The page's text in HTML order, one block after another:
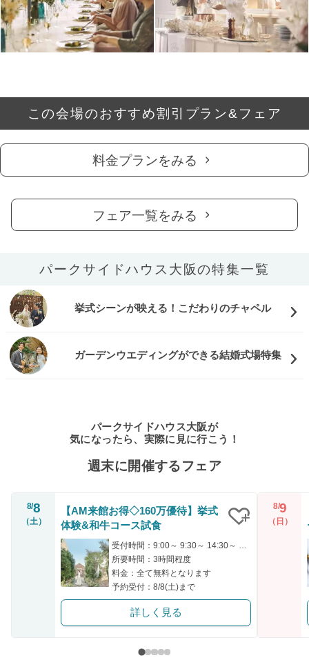
この会場のおすすめ割引プラン&フェア
料金プランをみる
フェア一覧をみる
パークサイドハウス大阪の特集一覧
挙式シーンが映える！こだわりのチャペル
ガーデンウエディングができる結婚式場特集
パークサイドハウス大阪が
気になったら、実際に見に行こう！
週末に開催するフェア
8/8
（土）
【AM来館お得◇160万優待】挙式
体験&和牛コース試食
受付時間：9:00～ 9:30～ 14:30～ 15:30～ 16:00～
所要時間：3時間程度
料金：全て無料となります
予約受付：8/8(土)まで
詳しく見る
8/9
（日）